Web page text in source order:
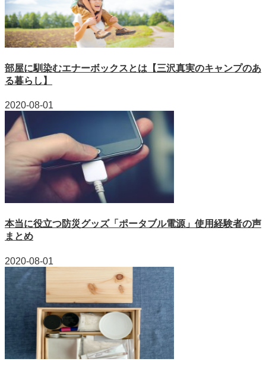
部屋に馴染むエナーボックスとは【三沢真実のキャンプのあ
る暮らし】
2020-08-01
本当に役立つ防災グッズ「ポータブル電源」使用経験者の声
まとめ
2020-08-01